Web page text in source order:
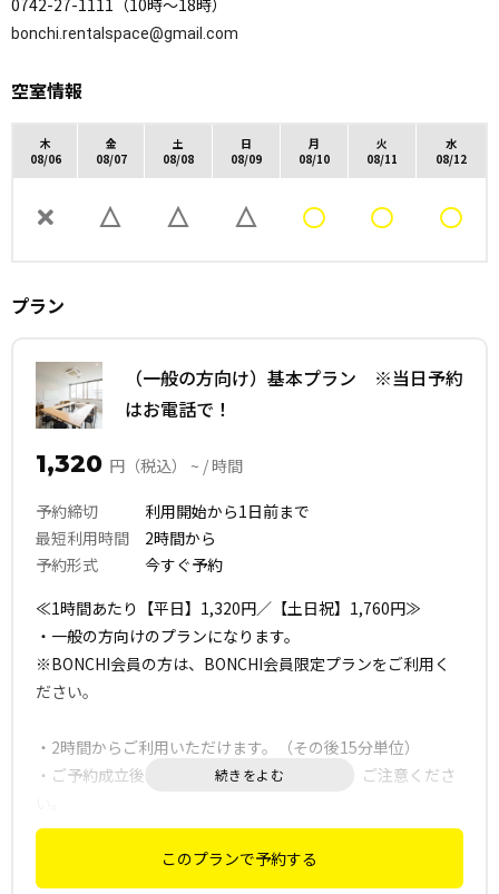
0742-27-1111（10時～18時）
bonchi.rentalspace@gmail.com
空室情報
木
08/06
金
08/07
土
08/08
日
08/09
月
08/10
火
08/11
水
08/12
プラン
（一般の方向け）基本プラン ※当日予約
はお電話で！
1,320 円（税込） ~ / 時間
予約締切 利用開始から1日前まで
最短利用時間 2時間から
予約形式 今すぐ予約
≪1時間あたり【平日】1,320円／【土日祝】1,760円≫
・一般の方向けのプランになります。
※BONCHI会員の方は、BONCHI会員限定プランをご利用く
ださい。
・2時間からご利用いただけます。（その後15分単位）
・ご予約成立後の時間短縮は出来ませんので、ご注意くださ
・ご利用時間が15分以上延長した場合は、延長料金をご請求
させていただきます。このプランで予約する